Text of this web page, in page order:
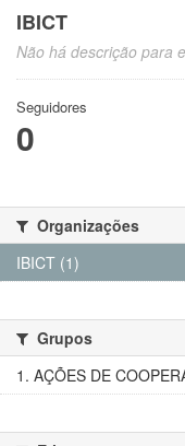
IBICT
Não há descrição para
Seguidores
0
Organizações
IBICT (1)
Grupos
1. AÇÕES DE